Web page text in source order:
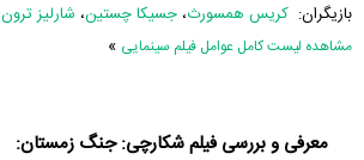
بازیگران: کریس همسورث، جسیکا چستین، شارلیز ترون
مشاهده لیست کامل عوامل فیلم سینمایی »
معرفی و بررسی فیلم شکارچی: جنگ زمستان: